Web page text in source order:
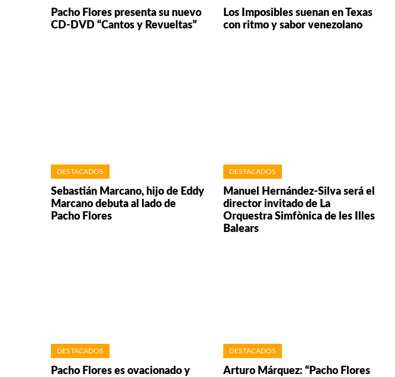
Pacho Flores presenta su nuevo
CD-DVD “Cantos y Revueltas”
Los Imposibles suenan en Texas
con ritmo y sabor venezolano
DESTACADOS
Sebastián Marcano, hijo de Eddy
Marcano debuta al lado de
Pacho Flores
DESTACADOS
Manuel Hernández-Silva será el
director invitado de La
Orquestra Simfònica de les Illes
Balears
DESTACADOS
Pacho Flores es ovacionado y
DESTACADOS
Arturo Márquez: “Pacho Flores